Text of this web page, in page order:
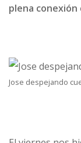
plena conexión
Jose despejando